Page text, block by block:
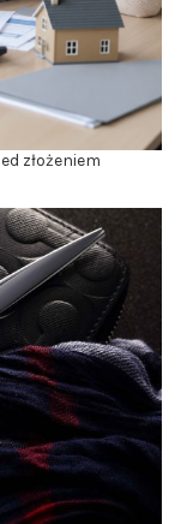
złożeniem